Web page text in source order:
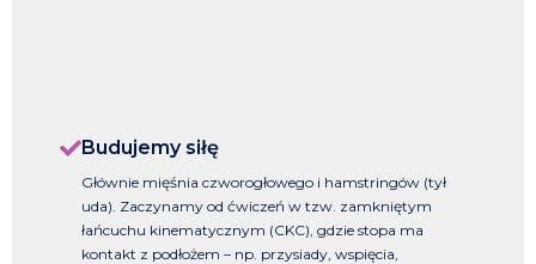
Budujemy siłę
Głównie mięśnia czworogłowego i hamstringów (tył
uda). Zaczynamy od ćwiczeń w tzw. zamkniętym
łańcuchu kinematycznym (CKC), gdzie stopa ma
kontakt z podłożem – np. przysiady, wspięcia,